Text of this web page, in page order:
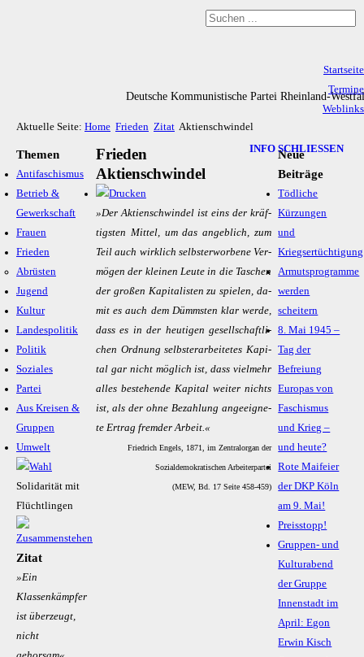
Deutsche Kommunistische Partei Rheinland-
Startseite
Termine
Weblinks
Impressum & Datenschutz
Aktuelle Seite: Home Frieden Zitat Aktienschwindel
Themen
Antifaschismus
Betrieb &
Gewerkschaft
Frauen
Frieden
Abrüsten
Jugend
Kultur
Landespolitik
Politik
Soziales
Partei
Aus Kreisen &
Gruppen
Umwelt
Solidarität mit
Flüchtlingen
Zitat
»Ein
Klassenkämpfer
ist überzeugt,
nicht
Frieden
Aktienschwindel
»Der Ak­ti­en­schwin­del ist eins der kräf­
tigs­ten Mit­tel, um das an­geb­lich, zum
Teil auch wirk­lich selbst­er­wor­be­ne Ver­
mö­gen der klei­nen Leu­te in die Ta­schen
der gro­ßen Ka­pi­ta­lis­ten zu spie­len, da­
mit es auch dem Dümms­ten klar wer­de,
dass es in der heu­ti­gen ge­sell­schaft­li­
chen Ord­nung selbst­er­ar­bei­te­tes Ka­pi­
tal gar nicht mög­lich ist, dass viel­mehr
al­les be­ste­hen­de Ka­pi­tal wei­ter nichts
ist, als der oh­ne Be­zah­lung an­ge­eig­ne­
te Er­trag frem­der Ar­beit.«
Friedrich Engels, 1871, im Zentralorgan der
Sozialdemokratischen Arbeiterpartei
(MEW, Bd. 17 Seite 458-459)
INFO SCHLIESSEN
Neue
Beiträge
Tödliche
Kürzungen
und
Kriegsertüchtigung
Armutsprogramme
werden
scheitern
8. Mai 1945 –
Tag der
Befreiung
Europas von
Faschismus
und Krieg –
und heute?
Rote Maifeier
der DKP Köln
am 9. Mai!
Preisstopp!
Gruppen- und
Kulturabend
der Gruppe
Innenstadt im
April: Egon
Erwin Kisch